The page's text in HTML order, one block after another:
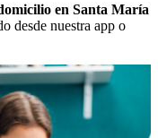
en Santa María
desde nuestra app o